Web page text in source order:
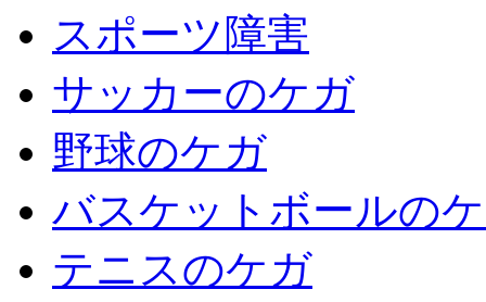
スポーツ障害
サッカーのケガ
野球のケガ
バスケットボールの
テニスのケガ